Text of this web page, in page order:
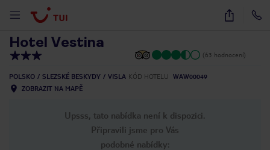
32
Hotel Vestina
(63 hodnocení)
POLSKO SLEZSKÉ BESKYDY VISLA KÓD HOTELU
WAW00049
ZOBRAZIT NA MAPĚ
Upsss, tato nabídka není k dispozici.
Připravili jsme pro Vás
podobné nabídky: